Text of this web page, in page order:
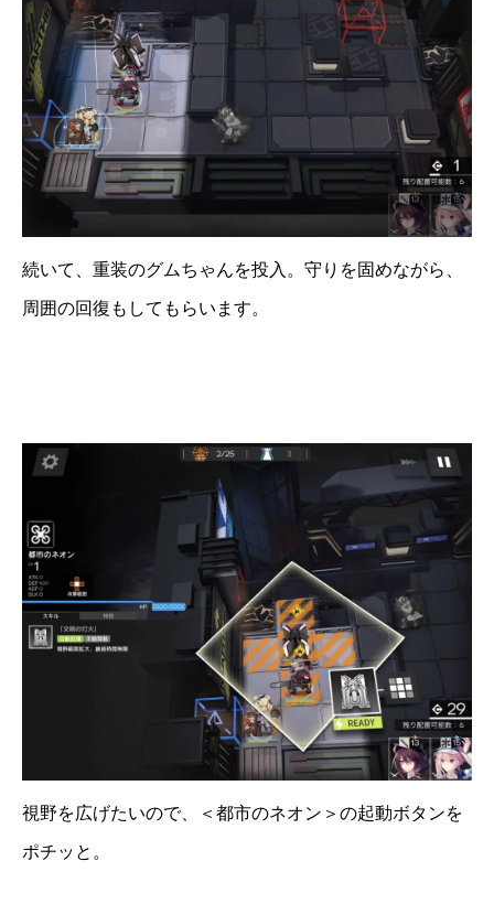
続いて、重装のグムちゃんを投入。守りを固めながら、
周囲の回復もしてもらいます。
視野を広げたいので、＜都市のネオン＞の起動ボタンを
ポチッと。